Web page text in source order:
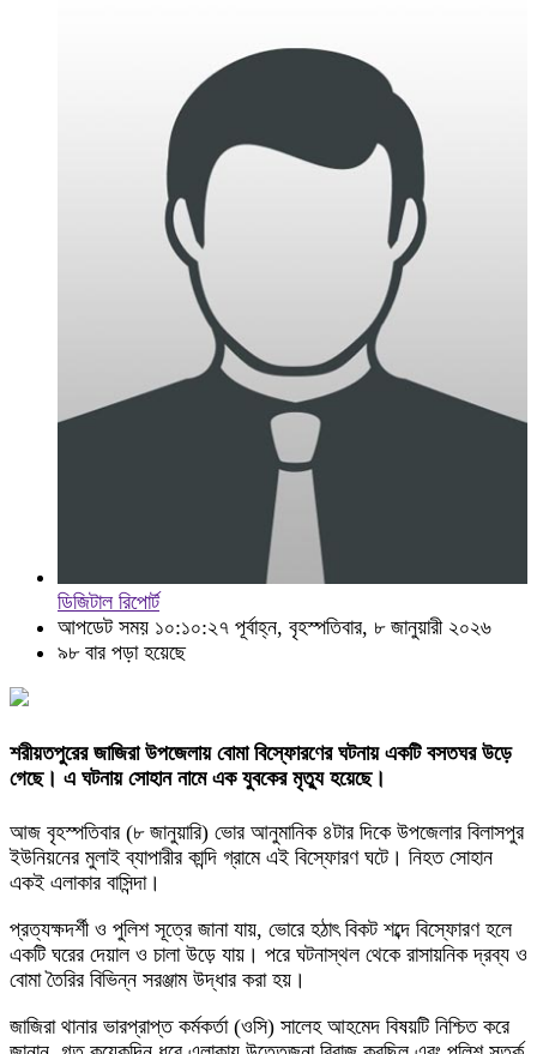
ডিজিটাল রিপোর্ট
আপডেট সময় ১০:১০:২৭ পূর্বাহ্ন, বৃহস্পতিবার, ৮ জানুয়ারী ২০২৬
৯৮ বার পড়া হয়েছে
শরীয়তপুরের জাজিরা উপজেলায় বোমা বিস্ফোরণের ঘটনায় একটি বসতঘর উড়ে
গেছে। এ ঘটনায় সোহান নামে এক যুবকের মৃত্যু হয়েছে।
আজ বৃহস্পতিবার (৮ জানুয়ারি) ভোর আনুমানিক ৪টার দিকে উপজেলার বিলাসপুর
ইউনিয়নের মুলাই ব্যাপারীর কান্দি গ্রামে এই বিস্ফোরণ ঘটে। নিহত সোহান
একই এলাকার বাসিন্দা।
প্রত্যক্ষদর্শী ও পুলিশ সূত্রে জানা যায়, ভোরে হঠাৎ বিকট শব্দে বিস্ফোরণ হলে
একটি ঘরের দেয়াল ও চালা উড়ে যায়। পরে ঘটনাস্থল থেকে রাসায়নিক দ্রব্য ও
বোমা তৈরির বিভিন্ন সরঞ্জাম উদ্ধার করা হয়।
জাজিরা থানার ভারপ্রাপ্ত কর্মকর্তা (ওসি) সালেহ আহমেদ বিষয়টি নিশ্চিত করে